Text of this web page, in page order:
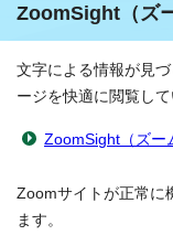
ZoomSight（ズ
文字による情報が見
ージを快適に閲覧し
ZoomSight（ズー
Zoomサイトが正常に
ます。